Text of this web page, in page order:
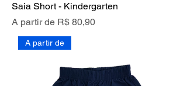
Saia Short - Kindergarten
A partir de R$ 80,90
Preço promocional
A partir de